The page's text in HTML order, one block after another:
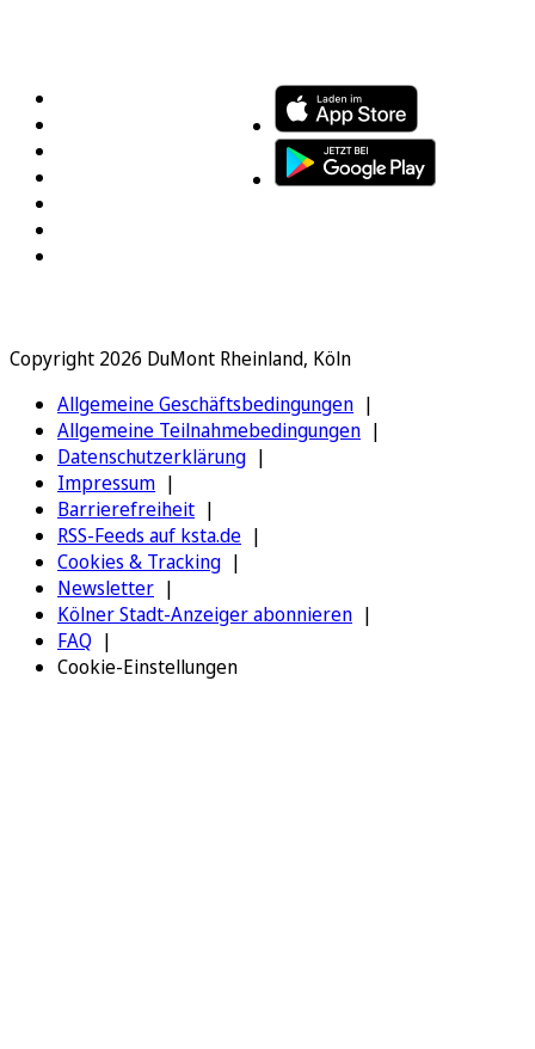
Copyright 2026 DuMont Rheinland, Köln
Allgemeine Geschäftsbedingungen
Allgemeine Teilnahmebedingungen
Datenschutzerklärung
Impressum
Barrierefreiheit
RSS-Feeds auf ksta.de
Cookies & Tracking
Newsletter
Kölner Stadt-Anzeiger abonnieren
FAQ
Cookie-Einstellungen